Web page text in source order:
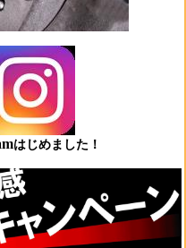
はじめました！